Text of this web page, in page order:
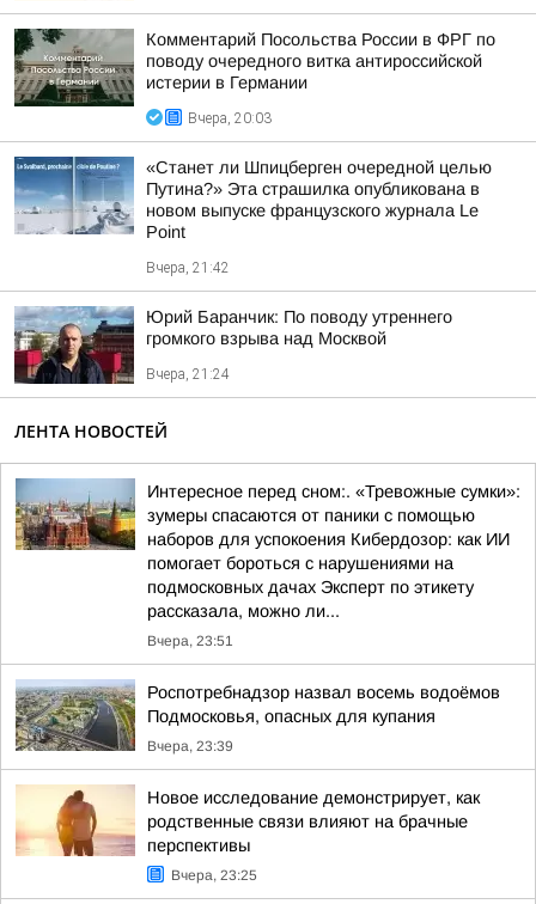
Комментарий Посольства России в ФРГ по
поводу очередного витка антироссийской
истерии в Германии
Вчера, 20:03
«Станет ли Шпицберген очередной целью
Путина?» Эта страшилка опубликована в
новом выпуске французского журнала Le
Point
Вчера, 21:42
Юрий Баранчик: По поводу утреннего
громкого взрыва над Москвой
Вчера, 21:24
ЛЕНТА НОВОСТЕЙ
Интересное перед сном:. «Тревожные сумки»:
зумеры спасаются от паники с помощью
наборов для успокоения Кибердозор: как ИИ
помогает бороться с нарушениями на
подмосковных дачах Эксперт по этикету
рассказала, можно ли...
Вчера, 23:51
Роспотребнадзор назвал восемь водоёмов
Подмосковья, опасных для купания
Вчера, 23:39
Новое исследование демонстрирует, как
родственные связи влияют на брачные
перспективы
Вчера, 23:25